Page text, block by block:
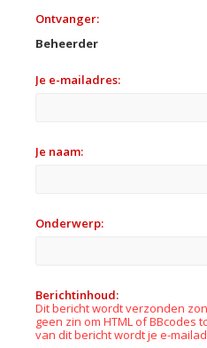
Ontvanger:
Beheerder
Je e-mailadres:
Je naam:
Onderwerp:
Berichtinhoud:
Dit bericht wordt verzonden
geen zin om HTML of BBcodes
van dit bericht wordt je e-